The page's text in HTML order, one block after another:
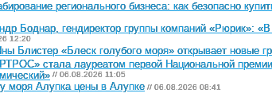
регионального бизнеса: как безопасно
Боднар, гендиректор группы компаний «Рюрик»:
12:20
Блистер «Блеск голубого моря» открывает новые
стала лауреатом первой Национальной
// 06.08.2026 11:05
моря Алупка цены в Алупке // 06.08.2026 08:41